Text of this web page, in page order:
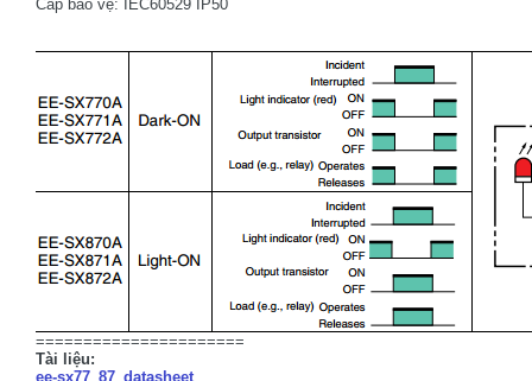
Cấp bảo vệ: IEC60529 IP50
======================
Tài liệu:
ee-sx77_87_datasheet